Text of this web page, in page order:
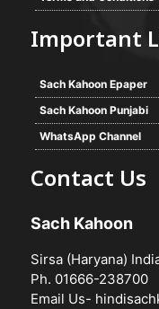
Important
Sach Kahoon Epaper
Sach Kahoon Punjabi
WhatsApp Channel
Contact Us
Sach Kahoon
Sirsa (Haryana)
Ph. 01666-238700
Email Us-